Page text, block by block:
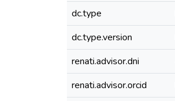
dc.type
dc.type.version
renati.advisor.dni
renati.advisor.orcid